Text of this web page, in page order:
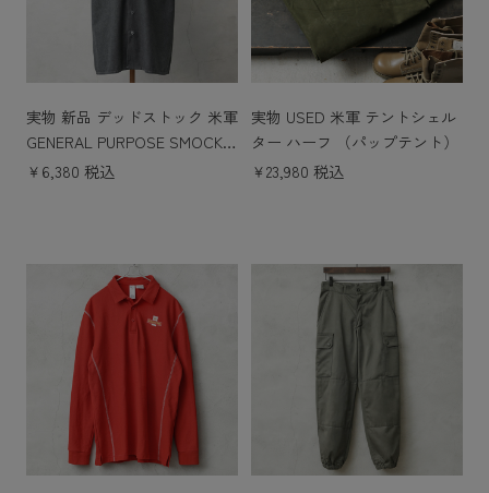
実物 新品 デッドストック 米軍
GENERAL PURPOSE SMOCK
ショートスリーブ シャツ GRA
￥6,380 税込
実物 USED 米軍 テントシェル
ター ハーフ （パップテント）
￥23,980 税込